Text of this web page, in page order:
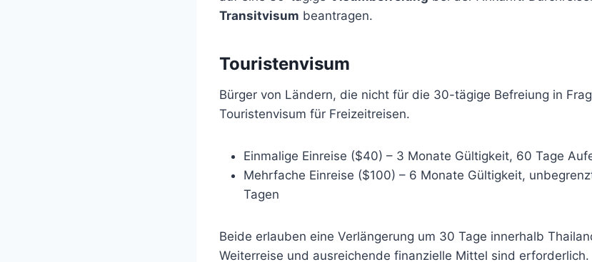
Transitvisum beantragen.
Touristenvisum
Bürger von Ländern, die nicht für die 30-tägige Befreiung in
Touristenvisum für Freizeitreisen.
Einmalige Einreise ($40) – 3 Monate Gültigkeit, 60 Tage
Mehrfache Einreise ($100) – 6 Monate Gültigkeit,
Tagen
Beide erlauben eine Verlängerung um 30 Tage innerhalb
Weiterreise und ausreichende finanzielle Mittel sind erforderlich.